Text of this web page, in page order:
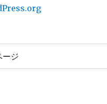
ージ